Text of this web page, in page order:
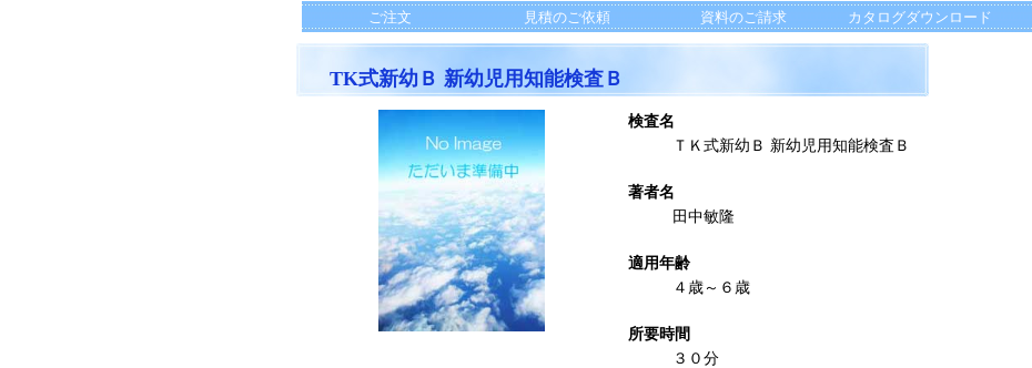
ご注文 見積のご依頼 資料のご請求 カタログダウンロード
TK式新幼Ｂ 新幼児用知能検査Ｂ
検査名
ＴＫ式新幼Ｂ 新幼児用知能検査Ｂ
著者名
田中敏隆
適用年齢
４歳～６歳
所要時間
３０分